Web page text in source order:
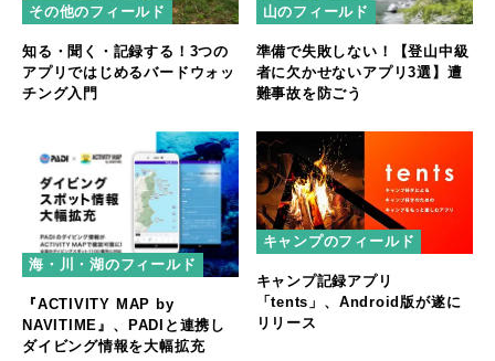
その他のフィールド
知る・聞く・記録する！3つの
アプリではじめるバードウォッ
チング入門
山のフィールド
準備で失敗しない！【登山中級
者に欠かせないアプリ3選】遭
難事故を防ごう
海・川・湖のフィールド
『ACTIVITY MAP by
NAVITIME』、PADIと連携し
ダイビング情報を大幅拡充
キャンプのフィールド
キャンプ記録アプリ
「tents」、Android版が遂に
リリース